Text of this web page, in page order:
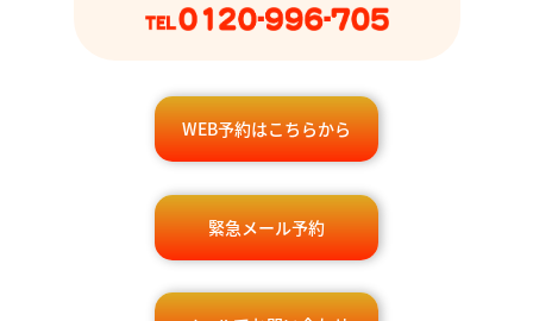
WEB予約はこちらから
緊急メール予約